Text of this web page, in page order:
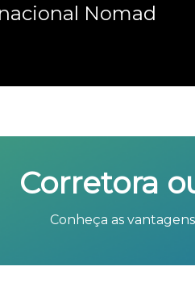
Nomad
Corretora
Conheça as